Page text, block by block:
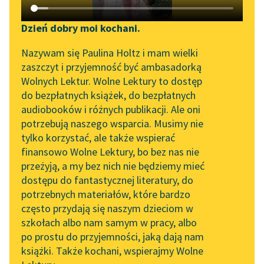
Katalog DAISY
Podkasty o książkach
Zgłoś brak utworu
Aktualności
Zapraszamy na spotkanie
online z tłumaczkami
literatury skandynawskiej
Spotkanie z Katarzyną
Tunkiel w Oslo
Wolne Lektury na 32.
Pol’and’Rock Festivalu
„Kochanek Lady
Chatterley” do słuchania
na Wolnych Lekturach
Nowy audiobook –
Narzędzia
Mapa Wolnych Lektur
Leśmianator
Przewodnik dla piszących i
czytających
API
OAI-PMH
Widget Wolnych Lektur
Przypisy
Dzień dobry moi kochani.
Nazywam się Paulina Holtz i mam wielki
zaszczyt i przyjemność być ambasadorką
Wolnych Lektur. Wolne Lektury to dostęp
do bezpłatnych książek, do bezpłatnych
audiobooków i różnych publikacji. Ale oni
potrzebują naszego wsparcia. Musimy nie
tylko korzystać, ale także wspierać
finansowo Wolne Lektury, bo bez nas nie
przeżyją, a my bez nich nie będziemy mieć
dostępu do fantastycznej literatury, do
potrzebnych materiałów, które bardzo
często przydają się naszym dzieciom w
szkołach albo nam samym w pracy, albo
po prostu do przyjemności, jaką dają nam
książki. Także kochani, wspierajmy Wolne
Tadeusz Dołęga-Mostowicz
Horn
— Jak jest naprawdę,
jeszcze nie wiemy z
zupełną dokładnością
— odpowiedział
doktor Kunoki —
jednakże długotrwałe
badania...
Czytaj więcej
Tadeusz Dołęga-Mostowicz